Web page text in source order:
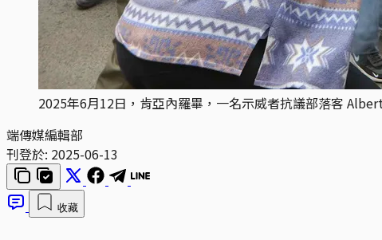
2025年6月12日，肯亞內羅畢，一名示威者抗議部落客
端傳媒編輯部
刊登於: 2025-06-13
收藏